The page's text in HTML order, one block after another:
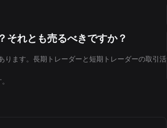
それとも売るべきですか？
ます。長期トレーダーと短期トレーダーの取引活